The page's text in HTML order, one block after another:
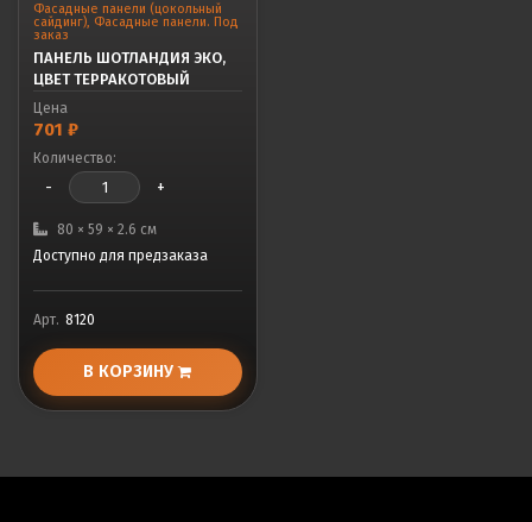
Фасадные панели (цокольный
сайдинг), Фасадные панели. Под
заказ
ПАНЕЛЬ ШОТЛАНДИЯ ЭКО,
ЦВЕТ ТЕРРАКОТОВЫЙ
Цена
701 ₽
Количество:
- +
80 × 59 × 2.6 см
Доступно для предзаказа
Арт. 8120
В КОРЗИНУ